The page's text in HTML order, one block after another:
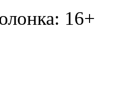
16+